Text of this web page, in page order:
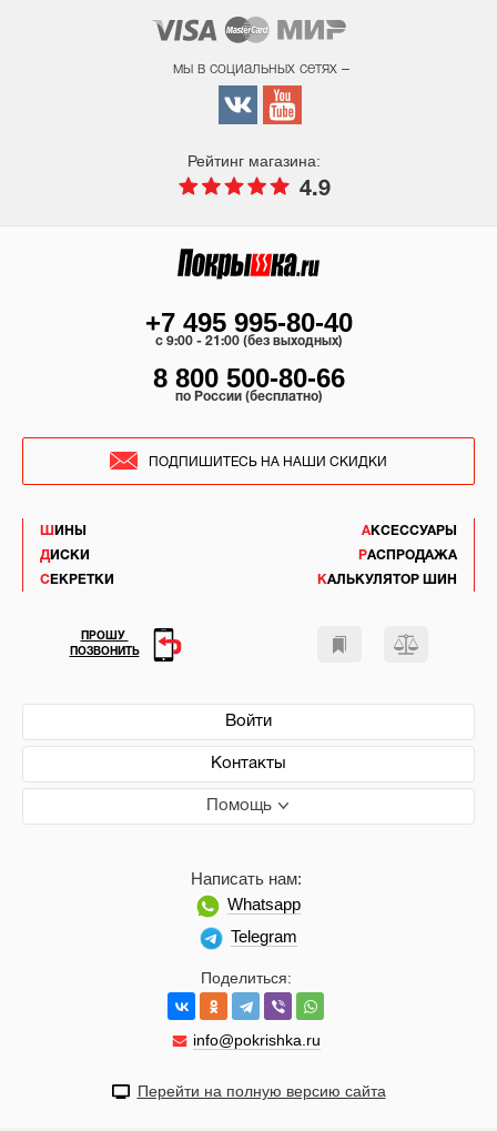
мы в социальных сетях –
Рейтинг магазина:
4.9
ШИНЫ
ДИСКИ
СЕКРЕТКИ
АКСЕССУАРЫ
РАСПРОДАЖА
КАЛЬКУЛЯТОР ШИН
Войти
Контакты
Помощь
Поделиться:
info@pokrishka.ru
Написать нам:
Whatsapp
Telegram
+7 495 995-80-40
c 9:00 - 21:00 (без выходных)
8 800 500-80-66
по России (бесплатно)
ПОДПИШИТЕСЬ НА НАШИ СКИДКИ
ПРОШУ
ПОЗВОНИТЬ
Перейти на полную версию сайта